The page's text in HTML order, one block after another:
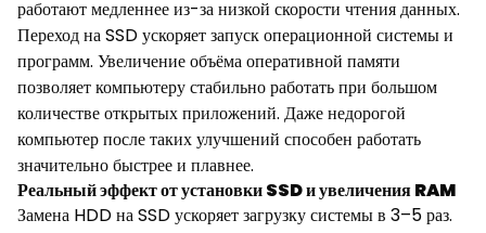
работают медленнее из-за низкой скорости чтения данных.
Переход на SSD ускоряет запуск операционной системы и
программ. Увеличение объёма оперативной памяти
позволяет компьютеру стабильно работать при большом
количестве открытых приложений. Даже недорогой
компьютер после таких улучшений способен работать
значительно быстрее и плавнее.
Реальный эффект от установки SSD и увеличения RAM
Замена HDD на SSD ускоряет загрузку системы в 3–5 раз.